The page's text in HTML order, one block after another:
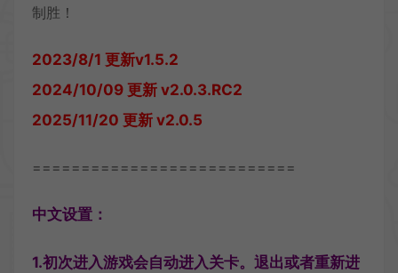
制胜！
2023/8/1 更新v1.5.2
2024/10/09 更新 v2.0.3.RC2
2025/11/20 更新 v2.0.5
===========================
中文设置：
1.初次进入游戏会自动进入关卡。退出或者重新进